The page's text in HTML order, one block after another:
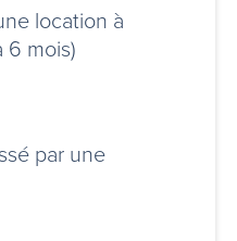
location à
6 mois)
par une